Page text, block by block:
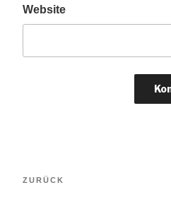
Website
Vorheriger
ZURÜCK